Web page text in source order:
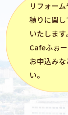
リフォーム
積りに関
いたします。
Cafeふぉ
お申込み
い。